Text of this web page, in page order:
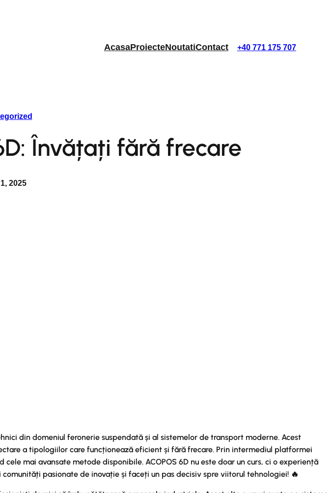
AcasaProiecteNoutatiContact +40 771 175 707
Învățați fără frecare
2025
din domeniul feronerie suspendată și al sistemelor de transport moderne. Acest
a tipologiilor care funcționează eficient și fără frecare. Prin intermediul platformei
mai avansate metode disponibile. ACOPOS 6D nu este doar un curs, ci o experiență
pasionate de inovație și faceți un pas decisiv spre viitorul tehnologiei! 🔥